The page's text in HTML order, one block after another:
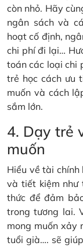
còn nhỏ. Hãy
ngân sách và
hoạt cố định,
chi phí đi lại…
toán các loại chi
trẻ học cách ưu
muốn và cách
sắm lớn.
4. Dạy trẻ
muốn
Hiểu về tài chính
và tiết kiệm như
thức để đảm
trong tương lai.
mong muốn xảy
tuổi già…. sẽ